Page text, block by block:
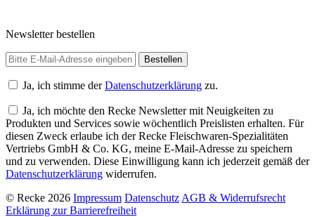
Newsletter bestellen
Ja, ich stimme derDatenschutzerklärung zu.
Ja, ich möchte den Recke Newsletter mit Neuigkeiten zu
Produkten und Services sowie wöchentlich Preislisten erhalten. Für
diesen Zweck erlaube ich der Recke Fleischwaren-Spezialitäten
Vertriebs GmbH & Co. KG, meine E-Mail-Adresse zu speichern
und zu verwenden. Diese Einwilligung kann ich jederzeit gemäß der
Datenschutzerklärung widerrufen.
© Recke 2026 Impressum Datenschutz AGB & Widerrufsrecht
Erklärung zur Barrierefreiheit